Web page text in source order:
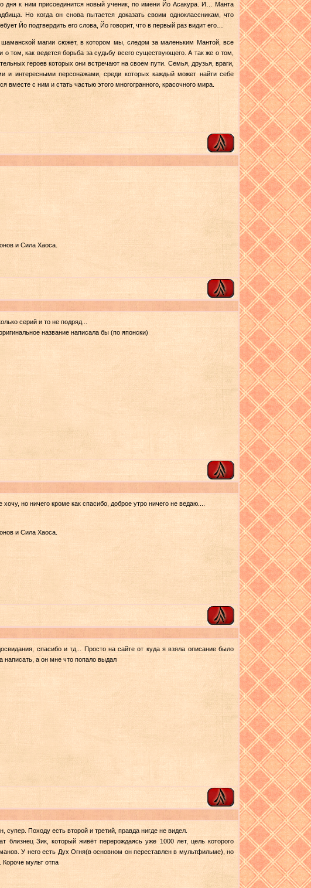
дня к ним присоединится новый ученик, по имени Йо Асакура. И… Манта
Но когда он снова пытается доказать своим одноклассникам, что
Йо подтвердить его слова, Йо говорит, что в первый раз видит его…
магии сюжет, в котором мы, следом за маленьким Мантой, все
том, как ведется борьба за судьбу всего существующего. А так же о том,
героев которых они встречают на своем пути. Семья, друзья, враги,
и интересными персонажами, среди которых каждый может найти себе
вместе с ним и стать частью этого многогранного, красочного мира.
и Сила Хаоса.
серий и то не подряд...
название написала бы (по японски)
но ничего кроме как спасибо, доброе утро ничего не ведаю....
и Сила Хаоса.
спасибо и тд... Просто на сайте от куда я взяла описание было
написать, а он мне что попало выдал
Походу есть второй и третий, правда нигде не видел.
Зик, который живёт перерождаясь уже 1000 лет, цель которого
У него есть Дух Огня(в основном он переставлен в мультфильме), но
Короче мульт отпа